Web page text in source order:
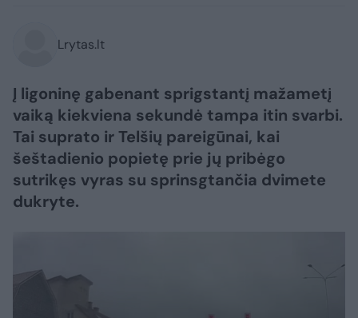
Lrytas.lt
Į ligoninę gabenant sprigstantį mažametį
vaiką kiekviena sekundė tampa itin svarbi.
Tai suprato ir Telšių pareigūnai, kai
šeštadienio popietę prie jų pribėgo
sutrikęs vyras su sprinsgtančia dvimete
dukryte.